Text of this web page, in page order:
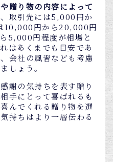
贈り物の内容によって
取引先には5,000円か
10,000円から20,000円
5,000円程度が相場と
はあくまでも目安であ
会社の風習なども考慮
しょう。
謝の気持ちを表す贈り
手にとって喜ばれるも
んでくれる贈り物を選
持ちはより一層伝わる